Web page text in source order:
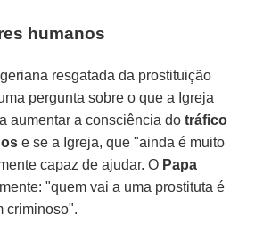
humanos
resgatada da prostituição
pergunta sobre o que a Igreja
aumentar a consciência dotráfico
e se a Igreja, que "ainda é muito
capaz de ajudar. O Papa
"quem vai a uma prostituta é
criminoso".